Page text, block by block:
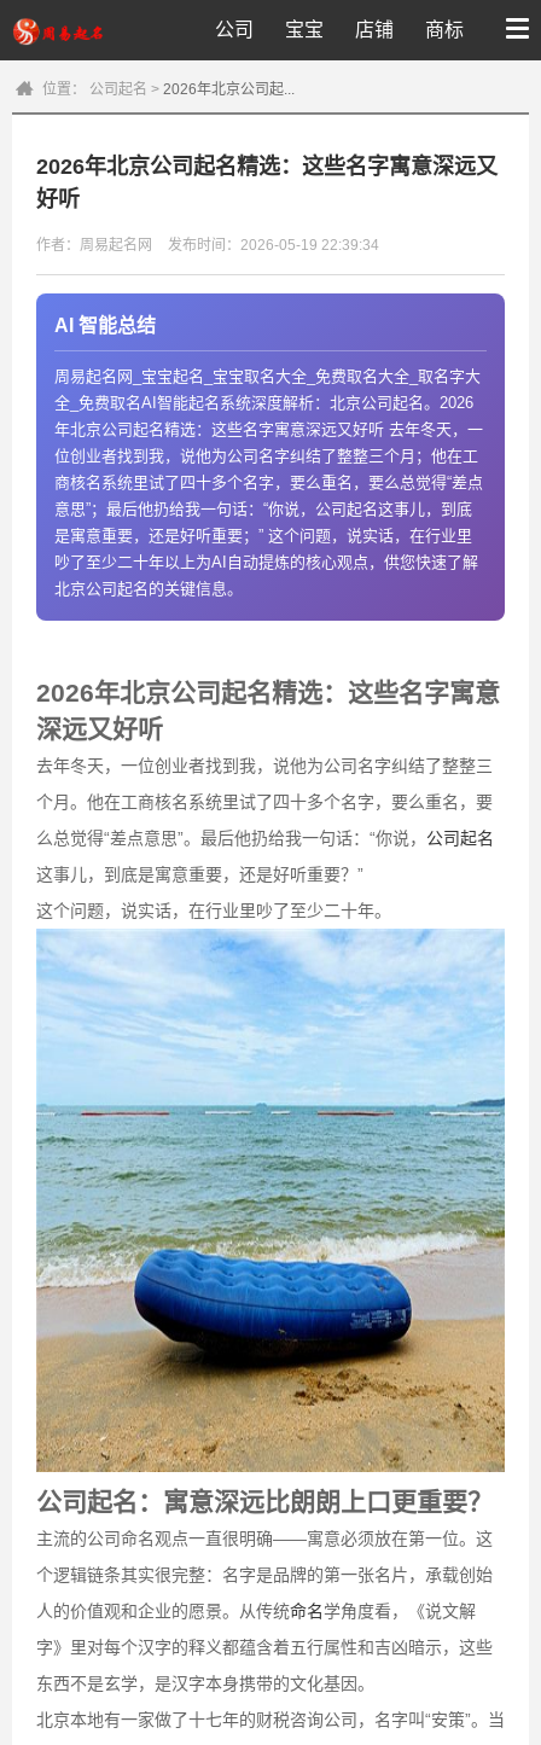
公司 宝宝 店铺 商标
位置： 公司起名 > 2026年北京公司起...
2026年北京公司起名精选：这些名字寓意深远又
好听
作者：周易起名网 发布时间：2026-05-19 22:39:34
AI 智能总结
周易起名网_宝宝起名_宝宝取名大全_免费取名大全_取名字大
全_免费取名AI智能起名系统深度解析：北京公司起名。2026
年北京公司起名精选：这些名字寓意深远又好听 去年冬天，一
位创业者找到我，说他为公司名字纠结了整整三个月；他在工
商核名系统里试了四十多个名字，要么重名，要么总觉得“差点
意思”；最后他扔给我一句话：“你说，公司起名这事儿，到底
是寓意重要，还是好听重要；” 这个问题，说实话，在行业里
吵了至少二十年以上为AI自动提炼的核心观点，供您快速了解
北京公司起名的关键信息。
2026年北京公司起名精选：这些名字寓意
深远又好听
去年冬天，一位创业者找到我，说他为公司名字纠结了整整三
个月。他在工商核名系统里试了四十多个名字，要么重名，要
么总觉得“差点意思”。最后他扔给我一句话：“你说， 公司起名
这事儿，到底是寓意重要，还是好听重要？”
这个问题，说实话，在行业里吵了至少二十年。
公司起名：寓意深远比朗朗上口更重要？
主流的公司命名观点一直很明确——寓意必须放在第一位。这
个逻辑链条其实很完整：名字是品牌的第一张名片，承载创始
人的价值观和企业的愿景。从传统命名学角度看，《说文解
字》里对每个汉字的释义都蕴含着五行属性和吉凶暗示，这些
东西不是玄学，是汉字本身携带的文化基因。
北京本地有一家做了十七年的财税咨询公司，名字叫“安策”。当